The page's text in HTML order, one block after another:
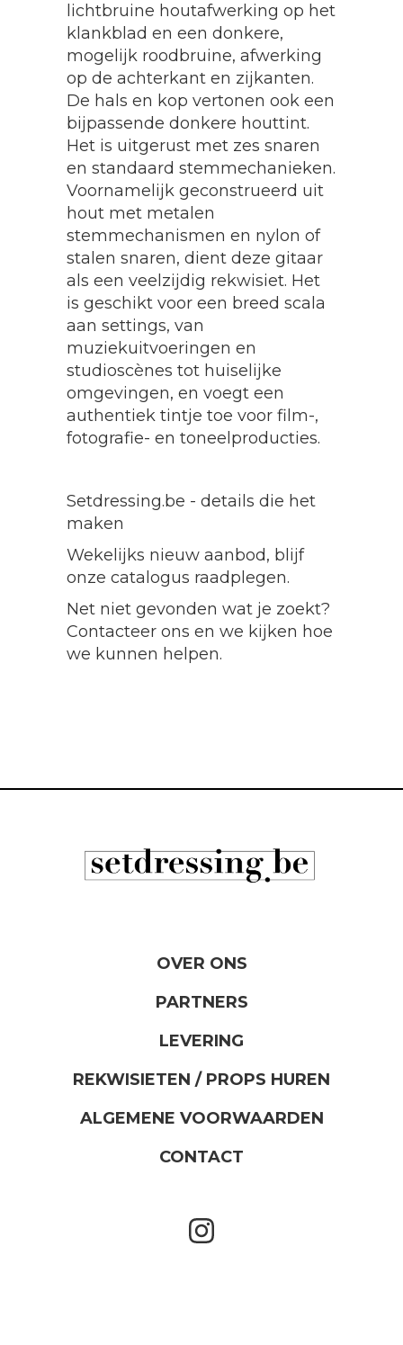
lichtbruine houtafwerking op het
klankblad en een donkere,
mogelijk roodbruine, afwerking
op de achterkant en zijkanten.
De hals en kop vertonen ook een
bijpassende donkere houttint.
Het is uitgerust met zes snaren
en standaard stemmechanieken.
Voornamelijk geconstrueerd uit
hout met metalen
stemmechanismen en nylon of
stalen snaren, dient deze gitaar
als een veelzijdig rekwisiet. Het
is geschikt voor een breed scala
aan settings, van
muziekuitvoeringen en
studioscènes tot huiselijke
omgevingen, en voegt een
authentiek tintje toe voor film-,
fotografie- en toneelproducties.
Setdressing.be - details die het
maken
Wekelijks nieuw aanbod, blijf
onze catalogus raadplegen.
Net niet gevonden wat je zoekt?
Contacteer ons en we kijken hoe
we kunnen helpen.
OVER ONS
PARTNERS
LEVERING
REKWISIETEN / PROPS HUREN
ALGEMENE VOORWAARDEN
CONTACT